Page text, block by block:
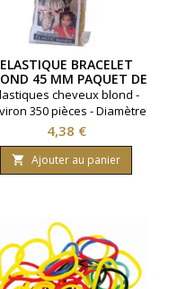
ELASTIQUE BRACELET
45 MM PAQUET DE
350 ENVIRON
cheveux blond -
350 pièces - Diamètre
45 mm
Prix
4,38 €
 Ajouter au panier